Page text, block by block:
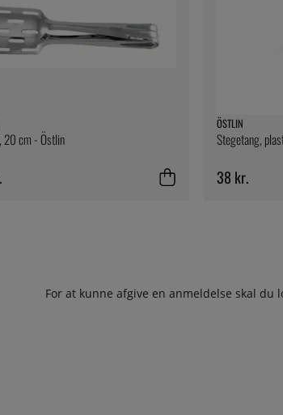
20 cm - Östlin
ÖSTLIN
Stegetang,
38 kr.
For at kunne afgive en anmeldelse skal du